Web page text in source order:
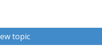
topic